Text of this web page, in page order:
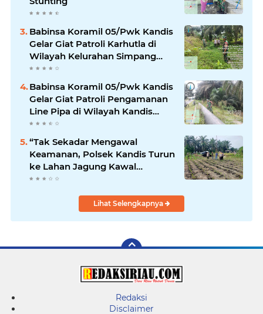
Babinsa Koramil 05/Pwk Kandis
Gelar Giat Patroli Karhutla di
Wilayah Kelurahan Simpang
Belutu
Babinsa Koramil 05/Pwk Kandis
Gelar Giat Patroli Pengamanan
Line Pipa di Wilayah Kandis
Kandis
“Tak Sekadar Mengawal
Keamanan, Polsek Kandis Turun
ke Lahan Jagung Kawal
Ketahanan Pangan
Lihat Selengkapnya
Redaksi
Disclaimer